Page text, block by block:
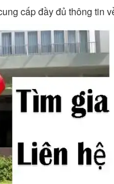
cấp đầy đủ thông tin